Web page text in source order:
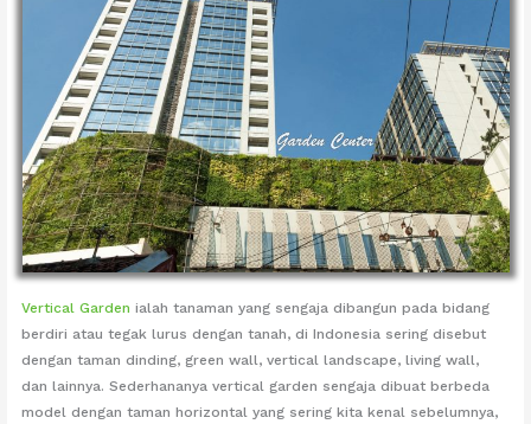
Vertical Garden ialah tanaman yang sengaja dibangun pada bidang
berdiri atau tegak lurus dengan tanah, di Indonesia sering disebut
dengan taman dinding, green wall, vertical landscape, living wall,
dan lainnya. Sederhananya vertical garden sengaja dibuat berbeda
model dengan taman horizontal yang sering kita kenal sebelumnya,